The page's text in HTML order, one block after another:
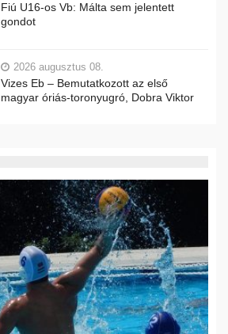
Fiú U16-os Vb: Málta sem jelentett
gondot
2026 augusztus 08.
Vizes Eb – Bemutatkozott az első
magyar óriás-toronyugró, Dobra Viktor